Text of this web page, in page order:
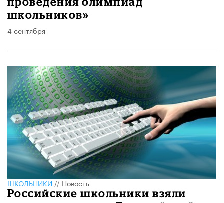
школьников»
4 сентября
ШКОЛЬНИКИ//Новость
Российские школьники взяли